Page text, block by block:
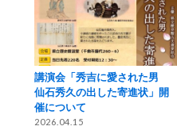
講演会「秀吉に愛された男
仙石秀久の出した寄進状」開
催について
2026.04.15